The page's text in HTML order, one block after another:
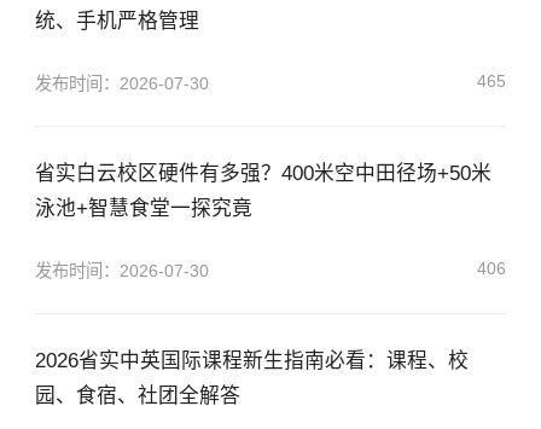
统、手机严格管理
465
发布时间：2026-07-30
省实白云校区硬件有多强？400米空中田径场+50米
泳池+智慧食堂一探究竟
406
发布时间：2026-07-30
2026省实中英国际课程新生指南必看：课程、校
园、食宿、社团全解答